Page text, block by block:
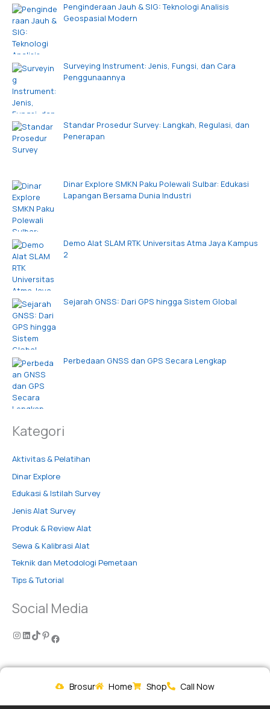
Penginderaan Jauh & SIG: Teknologi Analisis
Geospasial Modern
Surveying Instrument: Jenis, Fungsi, dan Cara
Penggunaannya
Standar Prosedur Survey: Langkah, Regulasi, dan
Penerapan
Dinar Explore SMKN Paku Polewali Sulbar: Edukasi
Lapangan Bersama Dunia Industri
Demo Alat SLAM RTK Universitas Atma Jaya Kampus
2
Sejarah GNSS: Dari GPS hingga Sistem Global
Perbedaan GNSS dan GPS Secara Lengkap
Kategori
Aktivitas & Pelatihan
Dinar Explore
Edukasi & Istilah Survey
Jenis Alat Survey
Produk & Review Alat
Sewa & Kalibrasi Alat
Teknik dan Metodologi Pemetaan
Tips & Tutorial
Social Media
Brosur Home Shop Call Now